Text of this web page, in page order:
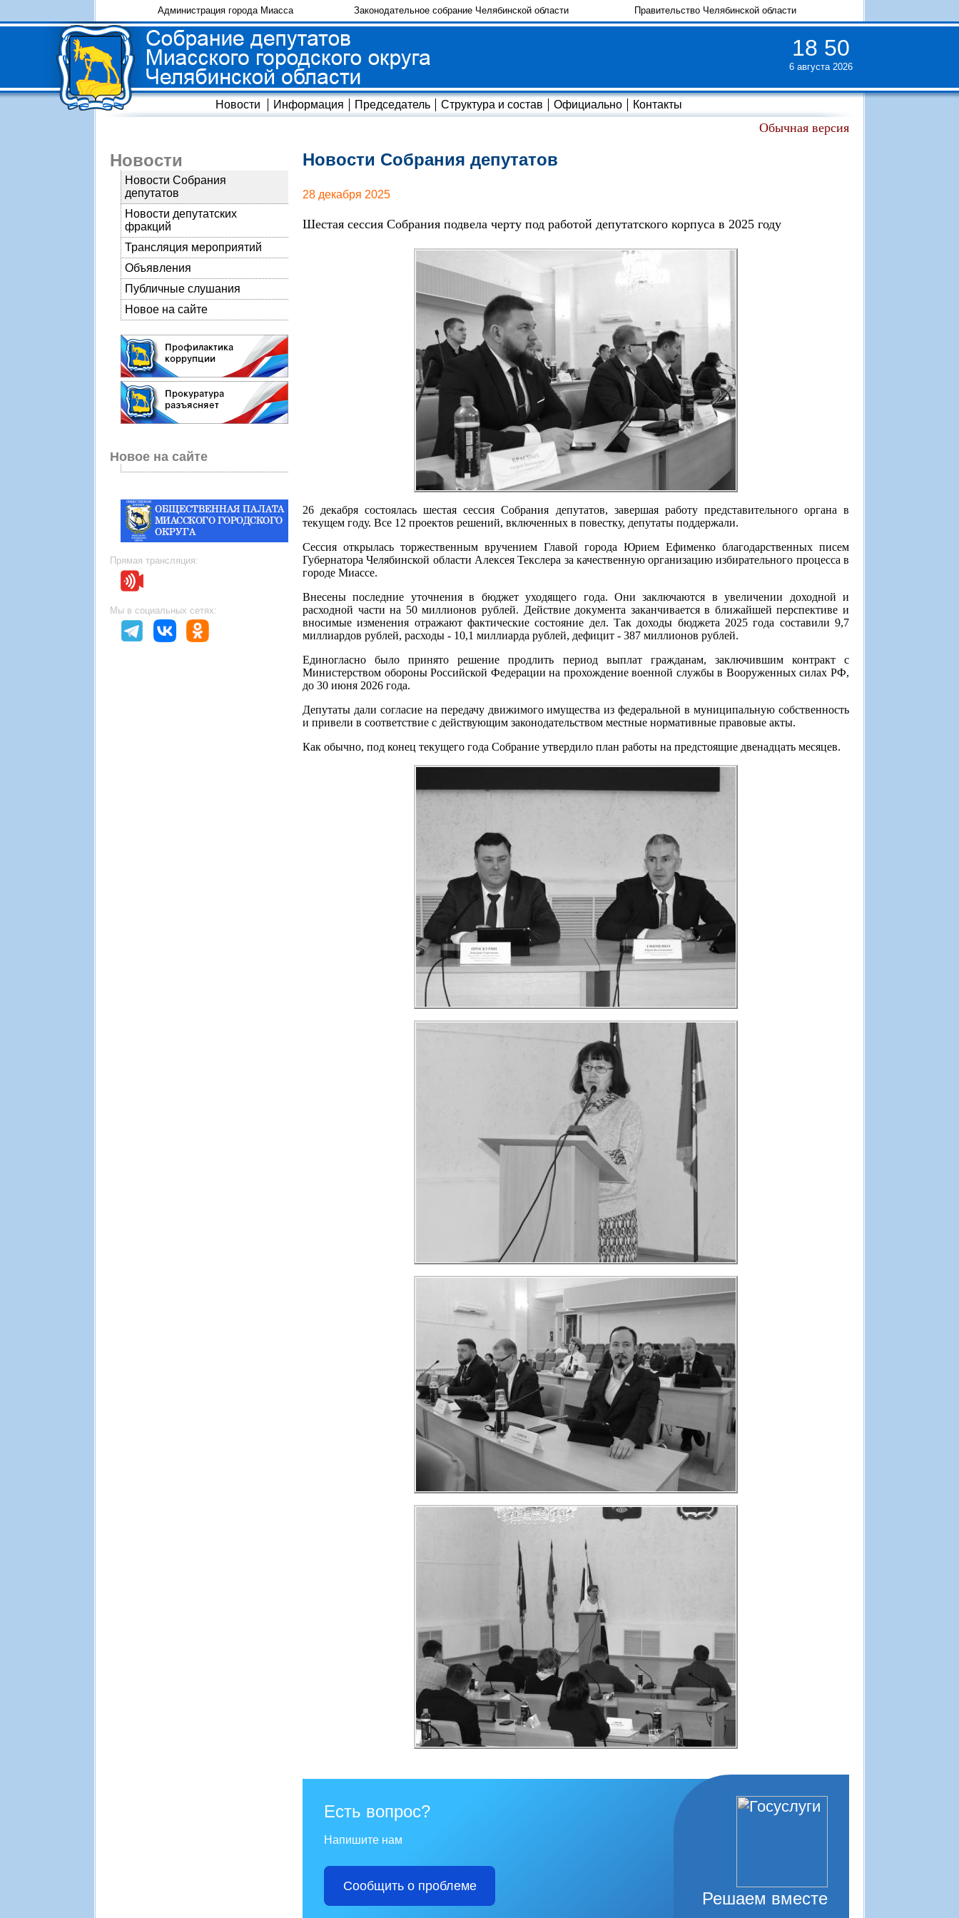
Администрация города Миасса Законодательное собрание Челябинской области Правительство Челябинской области
18 50
6 августа 2026
Новости Информация Председатель Структура и состав Официально Контакты
Обычная версия
Новости
Новости Собрания
депутатов
Новости депутатских
фракций
Трансляция мероприятий
Объявления
Публичные слушания
Новое на сайте
Новое на сайте
Прямая трансляция:
Мы в социальных сетях:
Новости Собрания депутатов
28 декабря 2025
Шестая сессия Собрания подвела черту под работой депутатского корпуса в 2025 году
26 декабря состоялась шестая сессия Собрания депутатов, завершая работу представительного органа в
текущем году. Все 12 проектов решений, включенных в повестку, депутаты поддержали.
Сессия открылась торжественным вручением Главой города Юрием Ефименко благодарственных писем
Губернатора Челябинской области Алексея Текслера за качественную организацию избирательного процесса в
городе Миассе.
Внесены последние уточнения в бюджет уходящего года. Они заключаются в увеличении доходной и
расходной части на 50 миллионов рублей. Действие документа заканчивается в ближайшей перспективе и
вносимые изменения отражают фактические состояние дел. Так доходы бюджета 2025 года составили 9,7
миллиардов рублей, расходы - 10,1 миллиарда рублей, дефицит - 387 миллионов рублей.
Единогласно было принято решение продлить период выплат гражданам, заключившим контракт с
Министерством обороны Российской Федерации на прохождение военной службы в Вооруженных силах РФ,
до 30 июня 2026 года.
Депутаты дали согласие на передачу движимого имущества из федеральной в муниципальную собственность
и привели в соответствие с действующим законодательством местные нормативные правовые акты.
Как обычно, под конец текущего года Собрание утвердило план работы на предстоящие двенадцать месяцев.
Решаем вместе
Есть вопрос?
Напишите нам
Сообщить о проблеме